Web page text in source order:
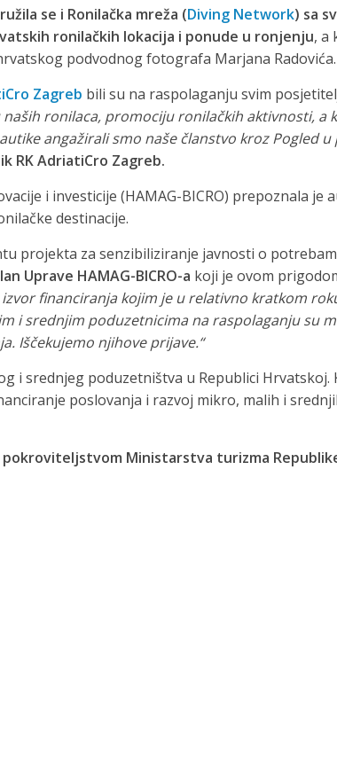
se i Ronilačka mreža (Diving Network) sa
ronilačkih lokacija i ponude u ronjenju, a
podvodnog fotografa Marjana Radovića.
Zagreb bili su na raspolaganju svim
ronilaca, promociju ronilačkih aktivnosti,
angažirali smo naše članstvo kroz Pogled
RK AdriatiCro Zagreb.
i investicije (HAMAG-BICRO) prepoznala
destinacije.
projekta za senzibiliziranje javnosti o
Uprave HAMAG-BICRO-a koji je ovom
izvor financiranja kojim je u relativno kratkom
i srednjim poduzetnicima na raspolaganju su
Iščekujemo njihove prijave.“
i srednjeg poduzetništva u Republici
poslovanja i razvoj mikro, malih i
Ministarstva turizma